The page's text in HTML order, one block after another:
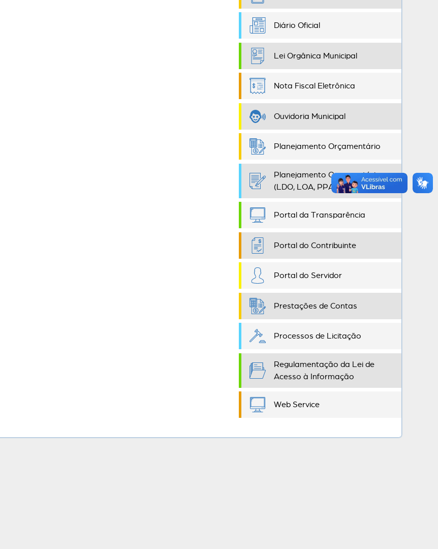
Diário Oficial
Lei Orgânica Municipal
Nota Fiscal Eletrônica
Ouvidoria Municipal
Planejamento Orçamentário
Planejamento Orçamentário
(LDO, LOA, PPA)
Portal da Transparência
Portal do Contribuinte
Portal do Servidor
Prestações de Contas
Processos de Licitação
Regulamentação da Lei de
Acesso à Informação
Web Service